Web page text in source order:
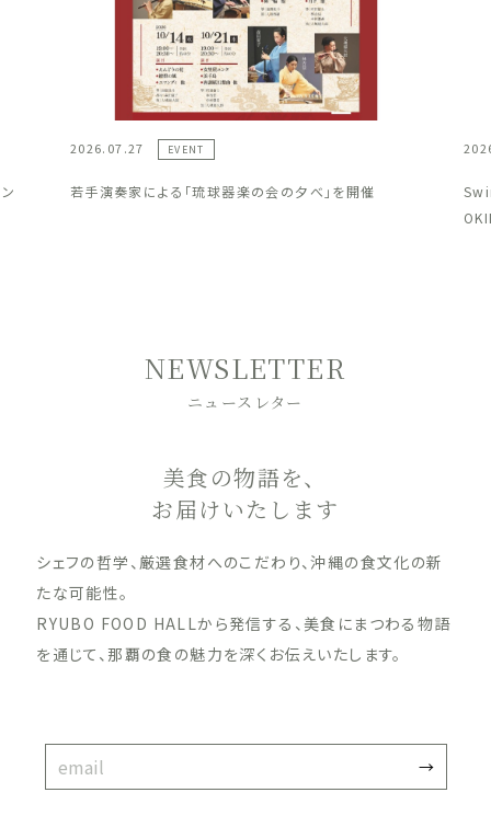
2026.07.27 EVENT
若手演奏家による「琉球器楽の会の夕べ」を開催
NEWSLETTER
ニュースレター
美食の物語を、
お届けいたします
シェフの哲学、厳選食材へのこだわり、沖縄の食文化の新
たな可能性。
RYUBO FOOD HALLから発信する、美食にまつわる物語
を通じて、那覇の食の魅力を深くお伝えいたします。